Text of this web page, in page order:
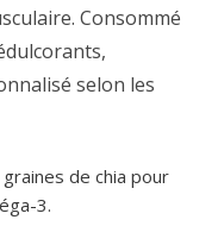
Consommé
selon les
de chia pour
3.